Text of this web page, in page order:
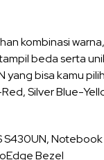
kombinasi
beda serta
yang bisa kamu
Silver Blue-